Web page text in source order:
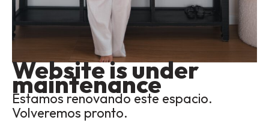
Website is under
maintenance
Estamos renovando este espacio.
Volveremos pronto.